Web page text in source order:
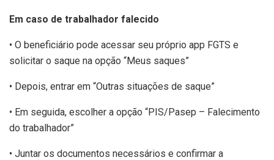
Em caso de trabalhador falecido
• O beneficiário pode acessar seu próprio app FGTS e
solicitar o saque na opção “Meus saques”
• Depois, entrar em “Outras situações de saque”
• Em seguida, escolher a opção “PIS/Pasep – Falecimento
do trabalhador”
• Juntar os documentos necessários e confirmar a